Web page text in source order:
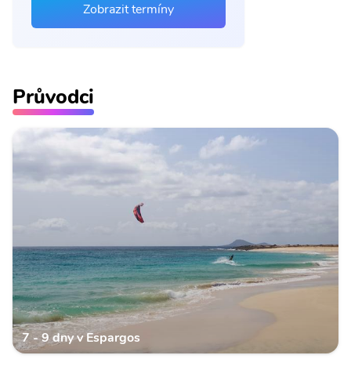
Zobrazit termíny
Průvodci
7 - 9 dny v Espargos